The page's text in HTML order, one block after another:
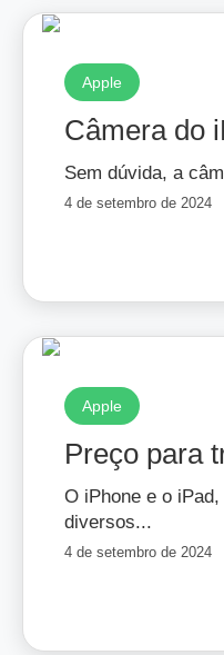
Apple
Câmera do
Sem dúvida, a
4 de setembro de 2024
Apple
Preço para
O iPhone e o
diversos...
4 de setembro de 2024